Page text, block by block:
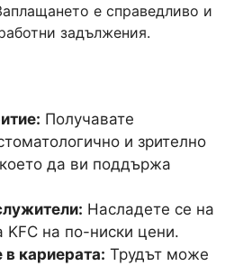
е справедливо и
задължения.
Получавате
и зрително
да ви поддържа
Насладете се на
KFC на по-ниски цени.
кариерата: Трудът може